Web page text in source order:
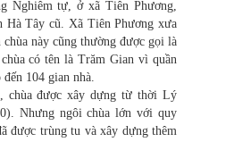
Nghiêm tự, ở xã Tiên Phương,
Hà Tây cũ. Xã Tiên Phương xưa
này cũng thường được gọi là
có tên là Trăm Gian vì quần
104 gian nhà.
chùa được xây dựng từ thời Lý
Nhưng ngôi chùa lớn với quy
được trùng tu và xây dựng thêm